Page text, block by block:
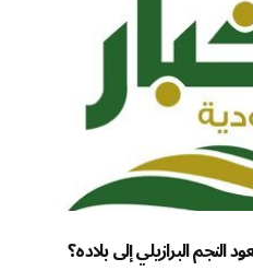
البرازيلي إلى بلاده؟